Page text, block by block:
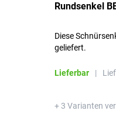
Rundsenkel
Diese
geliefert.
Lieferbar |
+ 3 Varianten